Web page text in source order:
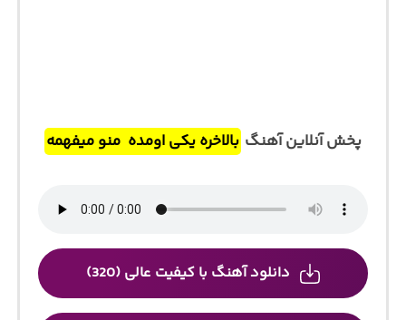
پخش آنلاین آهنگ بالاخره یکی اومده ‌ منو‌ میفهمه
دانلود آهنگ با کیفیت عالی (320)